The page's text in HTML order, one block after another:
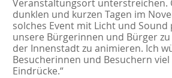
Veranstaltungsort unterstreichen.
dunklen und kurzen Tagen im
solches Event mit Licht und Sound
unsere Bürgerinnen und Bürger
der Innenstadt zu animieren. Ich
Besucherinnen und Besuchern
Eindrücke.“